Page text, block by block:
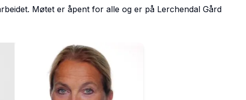
Møtet er åpent for alle og er på Lerchendal Gård